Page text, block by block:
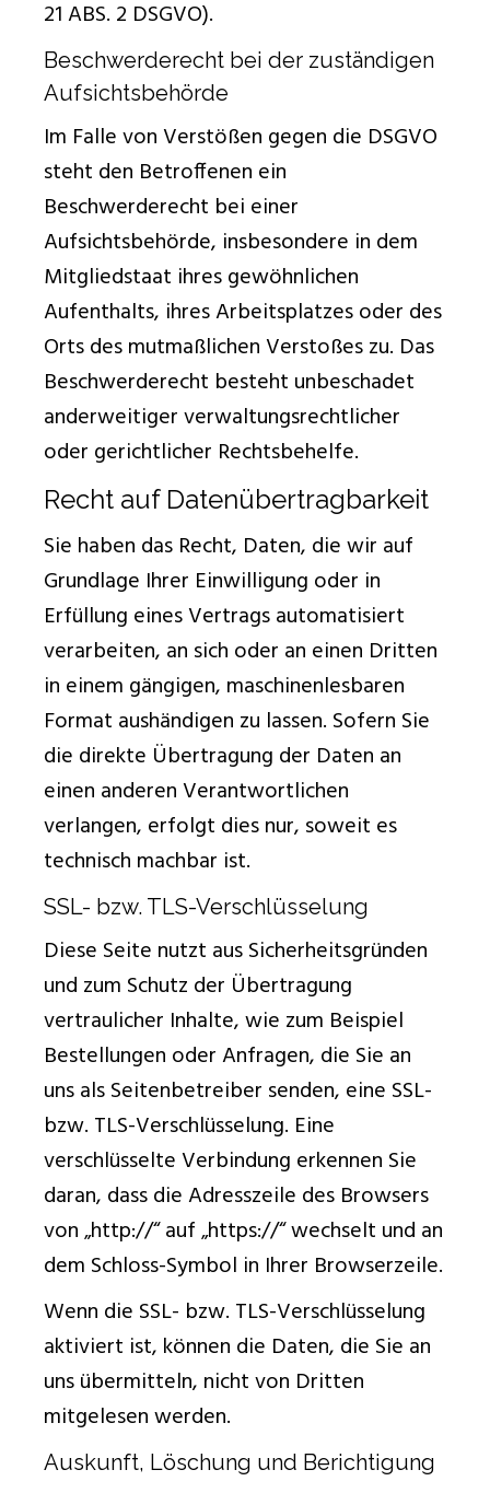
21 ABS. 2 DSGVO).
Beschwerderecht bei der zuständigen
Aufsichtsbehörde
Im Falle von Verstößen gegen die DSGVO
steht den Betroffenen ein
Beschwerderecht bei einer
Aufsichtsbehörde, insbesondere in dem
Mitgliedstaat ihres gewöhnlichen
Aufenthalts, ihres Arbeitsplatzes oder des
Orts des mutmaßlichen Verstoßes zu. Das
Beschwerderecht besteht unbeschadet
anderweitiger verwaltungsrechtlicher
oder gerichtlicher Rechtsbehelfe.
Recht auf Datenübertragbarkeit
Sie haben das Recht, Daten, die wir auf
Grundlage Ihrer Einwilligung oder in
Erfüllung eines Vertrags automatisiert
verarbeiten, an sich oder an einen Dritten
in einem gängigen, maschinenlesbaren
Format aushändigen zu lassen. Sofern Sie
die direkte Übertragung der Daten an
einen anderen Verantwortlichen
verlangen, erfolgt dies nur, soweit es
technisch machbar ist.
SSL- bzw. TLS-Verschlüsselung
Diese Seite nutzt aus Sicherheitsgründen
und zum Schutz der Übertragung
vertraulicher Inhalte, wie zum Beispiel
Bestellungen oder Anfragen, die Sie an
uns als Seitenbetreiber senden, eine SSL-
bzw. TLS-Verschlüsselung. Eine
verschlüsselte Verbindung erkennen Sie
daran, dass die Adresszeile des Browsers
von „http://“ auf „https://“ wechselt und an
dem Schloss-Symbol in Ihrer Browserzeile.
Wenn die SSL- bzw. TLS-Verschlüsselung
aktiviert ist, können die Daten, die Sie an
uns übermitteln, nicht von Dritten
mitgelesen werden.
Auskunft, Löschung und Berichtigung